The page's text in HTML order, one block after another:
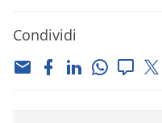
Condividi